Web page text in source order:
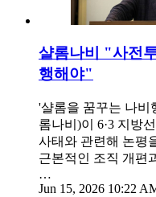
샬롬나비 "사전
행해야"
'샬롬을 꿈꾸는 나비
롬나비)이 6·3 지방
사태와 관련해 논평
근본적인 조직 개편
…
Jun 15, 2026 10:22